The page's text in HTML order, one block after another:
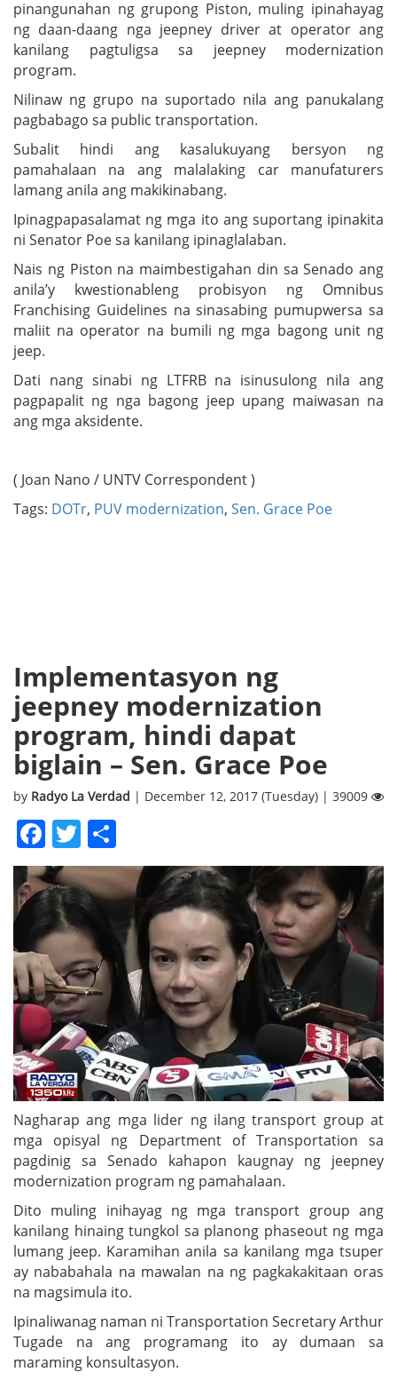
pinangunahan ng grupong Piston, muling ipinahayag
ng daan-daang nga jeepney driver at operator ang
kanilang pagtuligsa sa jeepney modernization
program.
Nilinaw ng grupo na suportado nila ang panukalang
pagbabago sa public transportation.
Subalit hindi ang kasalukuyang bersyon ng
pamahalaan na ang malalaking car manufaturers
lamang anila ang makikinabang.
Ipinagpapasalamat ng mga ito ang suportang ipinakita
ni Senator Poe sa kanilang ipinaglalaban.
Nais ng Piston na maimbestigahan din sa Senado ang
anila’y kwestionableng probisyon ng Omnibus
Franchising Guidelines na sinasabing pumupwersa sa
maliit na operator na bumili ng mga bagong unit ng
jeep.
Dati nang sinabi ng LTFRB na isinusulong nila ang
pagpapalit ng nga bagong jeep upang maiwasan na
ang mga aksidente.
( Joan Nano / UNTV Correspondent )
Tags: DOTr, PUV modernization, Sen. Grace Poe
Implementasyon ng
jeepney modernization
program, hindi dapat
biglain – Sen. Grace Poe
by Radyo La Verdad | December 12, 2017 (Tuesday) | 39009
Facebook
Twitter
Nagharap ang mga lider ng ilang transport group at
mga opisyal ng Department of Transportation sa
pagdinig sa Senado kahapon kaugnay ng jeepney
modernization program ng pamahalaan.
Dito muling inihayag ng mga transport group ang
kanilang hinaing tungkol sa planong phaseout ng mga
lumang jeep. Karamihan anila sa kanilang mga tsuper
ay nababahala na mawalan na ng pagkakakitaan oras
na magsimula ito.
Ipinaliwanag naman ni Transportation Secretary Arthur
Tugade na ang programang ito ay dumaan sa
maraming konsultasyon.